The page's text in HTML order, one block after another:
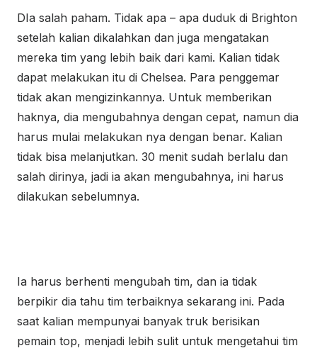
DIa salah paham. Tidak apa – apa duduk di Brighton
setelah kalian dikalahkan dan juga mengatakan
mereka tim yang lebih baik dari kami. Kalian tidak
dapat melakukan itu di Chelsea. Para penggemar
tidak akan mengizinkannya. Untuk memberikan
haknya, dia mengubahnya dengan cepat, namun dia
harus mulai melakukan nya dengan benar. Kalian
tidak bisa melanjutkan. 30 menit sudah berlalu dan
salah dirinya, jadi ia akan mengubahnya, ini harus
dilakukan sebelumnya.
Ia harus berhenti mengubah tim, dan ia tidak
berpikir dia tahu tim terbaiknya sekarang ini. Pada
saat kalian mempunyai banyak truk berisikan
pemain top, menjadi lebih sulit untuk mengetahui tim